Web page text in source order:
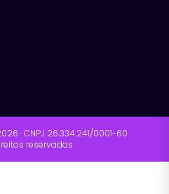
· CNPJ 26.334.241/0001-60 ·
reservados